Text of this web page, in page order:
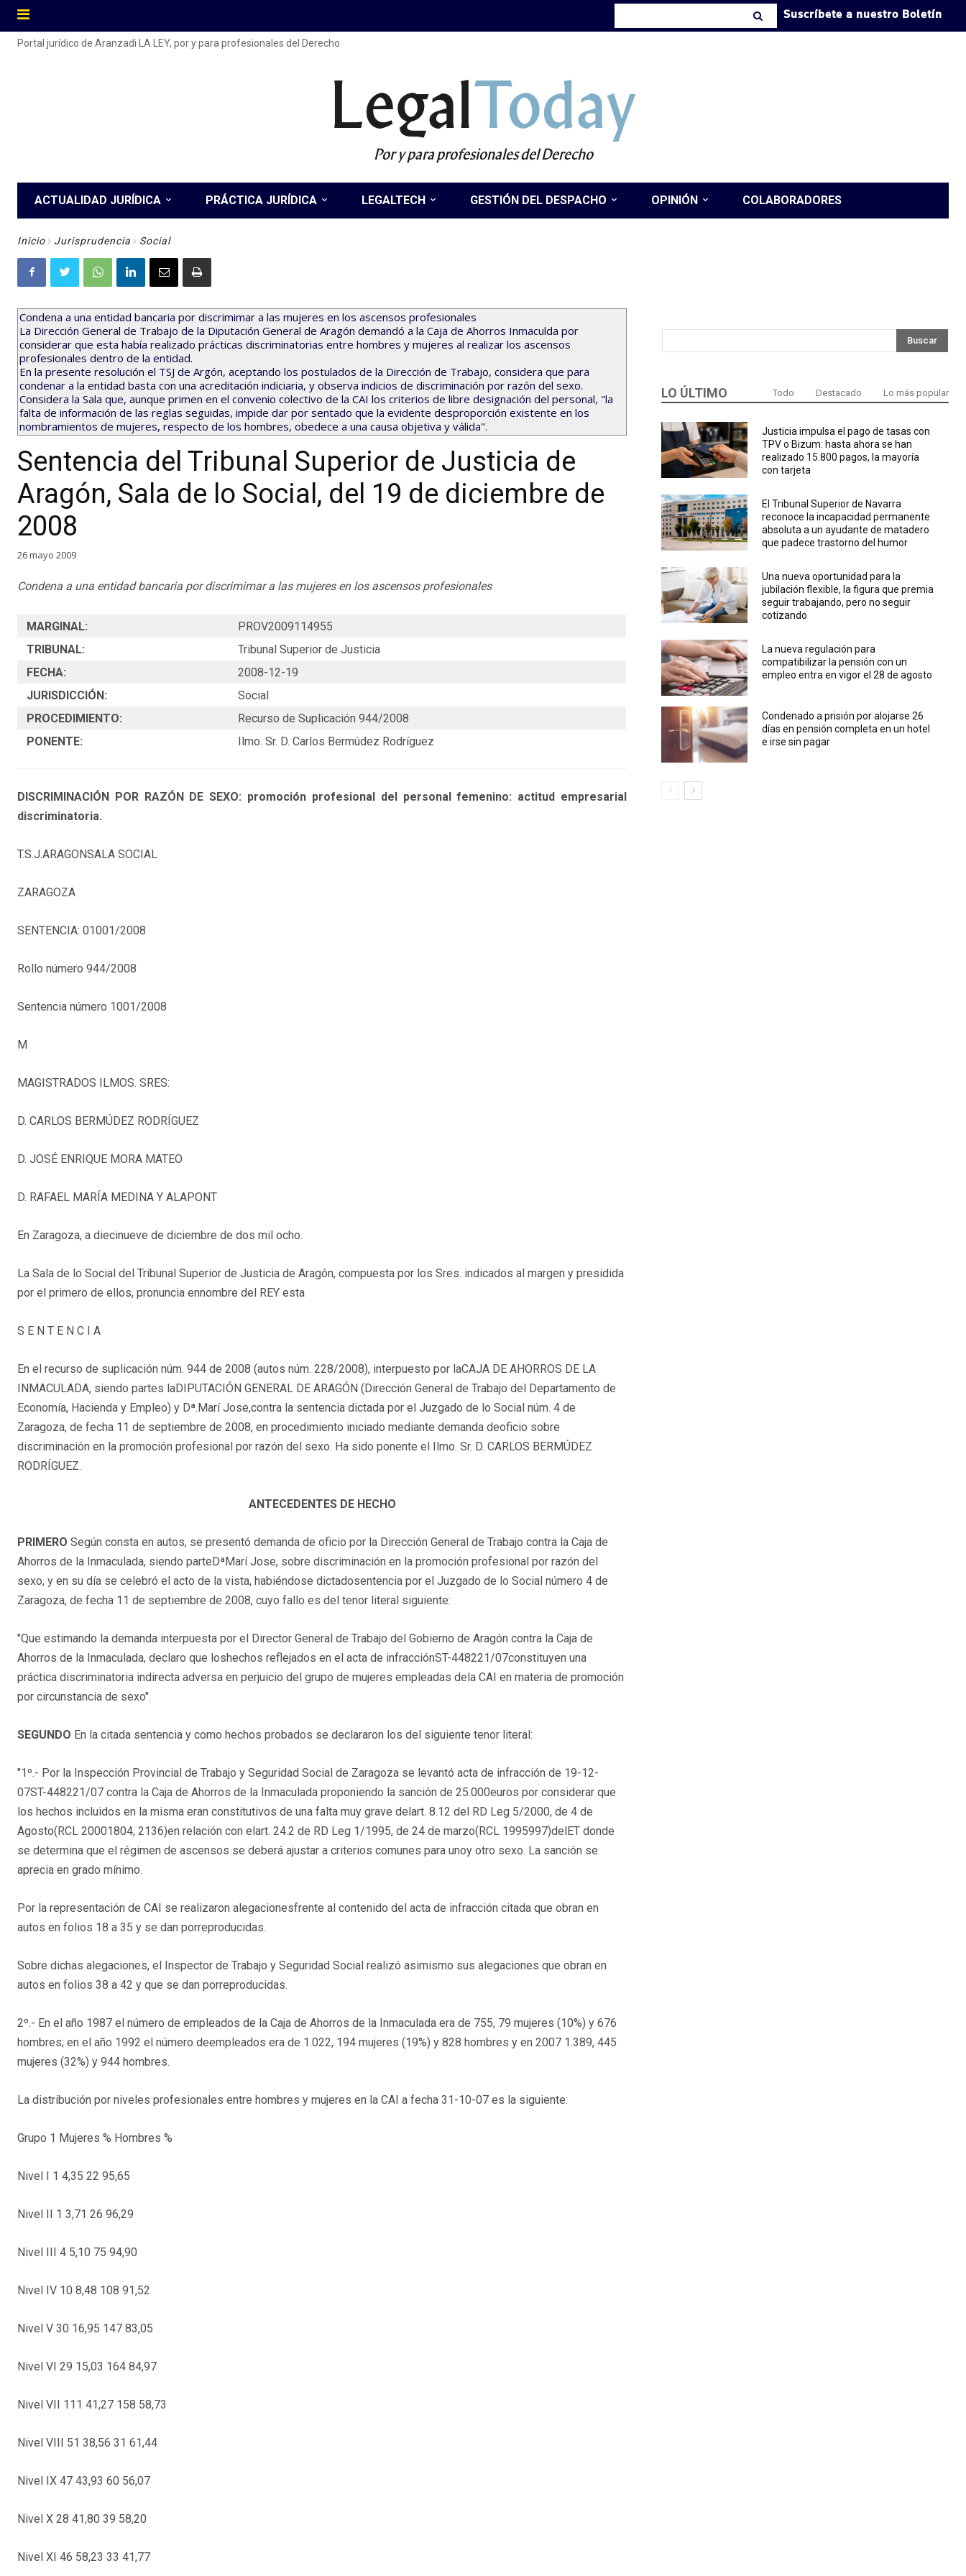
Suscríbete a nuestro Boletín
Portal jurídico de Aranzadi LA LEY, por y para profesionales del Derecho
LegalToday
Por y para profesionales del Derecho
ACTUALIDAD JURÍDICA PRÁCTICA JURÍDICA LEGALTECH GESTIÓN DEL DESPACHO OPINIÓN COLABORADORES
Inicio Jurisprudencia Social
Condena a una entidad bancaria por discrimimar a las mujeres en los ascensos profesionales
La Dirección General de Trabajo de la Diputación General de Aragón demandó a la Caja de Ahorros Inmaculda por
considerar que esta había realizado prácticas discriminatorias entre hombres y mujeres al realizar los ascensos
profesionales dentro de la entidad.
En la presente resolución el TSJ de Argón, aceptando los postulados de la Dirección de Trabajo, considera que para
condenar a la entidad basta con una acreditación indiciaria, y observa indicios de discriminación por razón del sexo.
Considera la Sala que, aunque primen en el convenio colectivo de la CAI los criterios de libre designación del personal, "la
falta de información de las reglas seguidas, impide dar por sentado que la evidente desproporción existente en los
nombramientos de mujeres, respecto de los hombres, obedece a una causa objetiva y válida".
Sentencia del Tribunal Superior de Justicia de
Aragón, Sala de lo Social, del 19 de diciembre de
2008
26 mayo 2009
Condena a una entidad bancaria por discrimimar a las mujeres en los ascensos profesionales
MARGINAL:
PROV2009114955
TRIBUNAL:
Tribunal Superior de Justicia
FECHA:
2008-12-19
JURISDICCIÓN:
Social
PROCEDIMIENTO:
Recurso de Suplicación 944/2008
PONENTE:
Ilmo. Sr. D. Carlos Bermúdez Rodríguez
DISCRIMINACIÓN POR RAZÓN DE SEXO: promoción profesional del personal femenino: actitud empresarial
discriminatoria.
T.S.J.ARAGONSALA SOCIAL
ZARAGOZA
SENTENCIA: 01001/2008
Rollo número 944/2008
Sentencia número 1001/2008
M
MAGISTRADOS ILMOS. SRES:
D. CARLOS BERMÚDEZ RODRÍGUEZ
D. JOSÉ ENRIQUE MORA MATEO
D. RAFAEL MARÍA MEDINA Y ALAPONT
En Zaragoza, a diecinueve de diciembre de dos mil ocho.
La Sala de lo Social del Tribunal Superior de Justicia de Aragón, compuesta por los Sres. indicados al margen y presidida
por el primero de ellos, pronuncia ennombre del REY esta
S E N T E N C I A
En el recurso de suplicación núm. 944 de 2008 (autos núm. 228/2008), interpuesto por laCAJA DE AHORROS DE LA
INMACULADA, siendo partes laDIPUTACIÓN GENERAL DE ARAGÓN (Dirección General de Trabajo del Departamento de
Economía, Hacienda y Empleo) y Dª.Marí Jose,contra la sentencia dictada por el Juzgado de lo Social núm. 4 de
Zaragoza, de fecha 11 de septiembre de 2008, en procedimiento iniciado mediante demanda deoficio sobre
discriminación en la promoción profesional por razón del sexo. Ha sido ponente el Ilmo. Sr. D. CARLOS BERMÚDEZ
RODRÍGUEZ.
ANTECEDENTES DE HECHO
PRIMERO Según consta en autos, se presentó demanda de oficio por la Dirección General de Trabajo contra la Caja de
Ahorros de la Inmaculada, siendo parteDªMarí Jose, sobre discriminación en la promoción profesional por razón del
sexo, y en su día se celebró el acto de la vista, habiéndose dictadosentencia por el Juzgado de lo Social número 4 de
Zaragoza, de fecha 11 de septiembre de 2008, cuyo fallo es del tenor literal siguiente:
"Que estimando la demanda interpuesta por el Director General de Trabajo del Gobierno de Aragón contra la Caja de
Ahorros de la Inmaculada, declaro que loshechos reflejados en el acta de infracciónST-448221/07constituyen una
práctica discriminatoria indirecta adversa en perjuicio del grupo de mujeres empleadas dela CAI en materia de promoción
por circunstancia de sexo".
SEGUNDO En la citada sentencia y como hechos probados se declararon los del siguiente tenor literal:
"1º.- Por la Inspección Provincial de Trabajo y Seguridad Social de Zaragoza se levantó acta de infracción de 19-12-
07ST-448221/07 contra la Caja de Ahorros de la Inmaculada proponiendo la sanción de 25.000euros por considerar que
los hechos incluidos en la misma eran constitutivos de una falta muy grave delart. 8.12 del RD Leg 5/2000, de 4 de
Agosto( RCL 20001804, 2136)en relación con elart. 24.2 de RD Leg 1/1995, de 24 de marzo( RCL 1995997)delET donde
se determina que el régimen de ascensos se deberá ajustar a criterios comunes para unoy otro sexo. La sanción se
aprecia en grado mínimo.
Por la representación de CAI se realizaron alegacionesfrente al contenido del acta de infracción citada que obran en
autos en folios 18 a 35 y se dan porreproducidas.
Sobre dichas alegaciones, el Inspector de Trabajo y Seguridad Social realizó asimismo sus alegaciones que obran en
autos en folios 38 a 42 y que se dan porreproducidas.
2º.- En el año 1987 el número de empleados de la Caja de Ahorros de la Inmaculada era de 755, 79 mujeres (10%) y 676
hombres; en el año 1992 el número deempleados era de 1.022, 194 mujeres (19%) y 828 hombres y en 2007 1.389, 445
mujeres (32%) y 944 hombres.
La distribución por niveles profesionales entre hombres y mujeres en la CAI a fecha 31-10-07 es la siguiente:
Grupo 1 Mujeres % Hombres %
Nivel I 1 4,35 22 95,65
Nivel II 1 3,71 26 96,29
Nivel III 4 5,10 75 94,90
Nivel IV 10 8,48 108 91,52
Nivel V 30 16,95 147 83,05
Nivel VI 29 15,03 164 84,97
Nivel VII 111 41,27 158 58,73
Nivel VIII 51 38,56 31 61,44
Nivel IX 47 43,93 60 56,07
Nivel X 28 41,80 39 58,20
Nivel XI 46 58,23 33 41,77
Buscar
LO ÚLTIMO Todo Destacado Lo más popular
Justicia impulsa el pago de tasas con
TPV o Bizum: hasta ahora se han
realizado 15.800 pagos, la mayoría
con tarjeta
El Tribunal Superior de Navarra
reconoce la incapacidad permanente
absoluta a un ayudante de matadero
que padece trastorno del humor
Una nueva oportunidad para la
jubilación flexible, la figura que premia
seguir trabajando, pero no seguir
cotizando
La nueva regulación para
compatibilizar la pensión con un
empleo entra en vigor el 28 de agosto
Condenado a prisión por alojarse 26
días en pensión completa en un hotel
e irse sin pagar